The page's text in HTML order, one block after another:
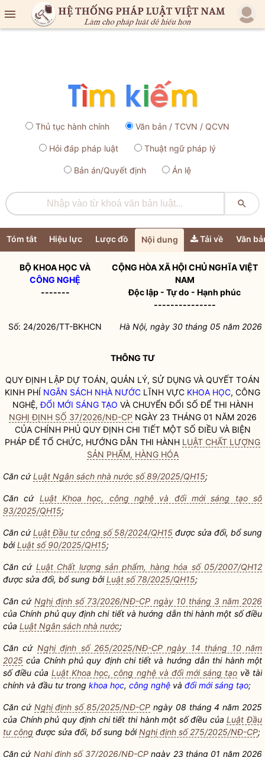

Thủ tục hành chính Văn bản / TCVN / QCVN
Hỏi đáp pháp luật Thuật ngữ pháp lý
Bản án/Quyết định Án lệ

Tóm tắt Hiệu lực Lược đồ Nội dung Tải về Văn
BỘ KHOA HỌC VÀ
CÔNG NGHỆ
-------
CỘNG HÒA XÃ HỘI CHỦ NGHĨA VIỆT
NAM
Độc lập - Tự do - Hạnh phúc
---------------
Số: 24/2026/TT-BKHCN Hà Nội, ngày 30 tháng 05 năm 2026
THÔNG TƯ
QUY ĐỊNH LẬP DỰ TOÁN, QUẢN LÝ, SỬ DỤNG VÀ QUYẾT TOÁN
KINH PHÍ NGÂN SÁCH NHÀ NƯỚC LĨNH VỰC KHOA HỌC, CÔNG
NGHỆ,ĐỔI MỚI SÁNG TẠO VÀ CHUYỂN ĐỔI SỐ ĐỂ THI HÀNH
NGHỊ ĐỊNH SỐ 37/2026/NĐ-CP NGÀY 23 THÁNG 01 NĂM 2026
CỦA CHÍNH PHỦ QUY ĐỊNH CHI TIẾT MỘT SỐ ĐIỀU VÀ BIỆN
PHÁP ĐỂ TỔ CHỨC, HƯỚNG DẪN THI HÀNH LUẬT CHẤT LƯỢNG
SẢN PHẨM, HÀNG HÓA
Căn cứLuật Ngân sách nhà nước số 89/2025/QH15;
Căn cứ Luật Khoa học, công nghệ và đổi mới sáng tạo số
93/2025/QH15;
Căn cứLuật Đầu tư công số 58/2024/QH15 được sửa đổi, bổ sung
bởiLuật số 90/2025/QH15;
Căn cứ Luật Chất lượng sản phẩm, hàng hóa số 05/2007/QH12
được sửa đổi, bổ sung bởiLuật số 78/2025/QH15;
Căn cứNghị định số 73/2026/NĐ-CP ngày 10 tháng 3 năm 2026
của Chính phủ quy định chi tiết và hướng dẫn thi hành một số điều
của Luật Ngân sách nhà nước;
Căn cứ Nghị định số 265/2025/NĐ-CP ngày 14 tháng 10 năm
2025 của Chính phủ quy định chi tiết và hướng dẫn thi hành một
số điều củaLuật Khoa học, công nghệ và đổi mới sáng tạovề tài
chính và đầu tư trong khoa học, công nghệ và đổi mới sáng tạo;
Căn cứ Nghị định số 85/2025/NĐ-CP ngày 08 tháng 4 năm 2025
của Chính phủ quy định chi tiết thi hành một số điều củaLuật Đầu
tư công được sửa đổi, bổ sung bởiNghị định số 275/2025/NĐ-CP;
Căn cứ Nghị định số 37/2026/NĐ-CPngày 23 tháng 01 năm 2026